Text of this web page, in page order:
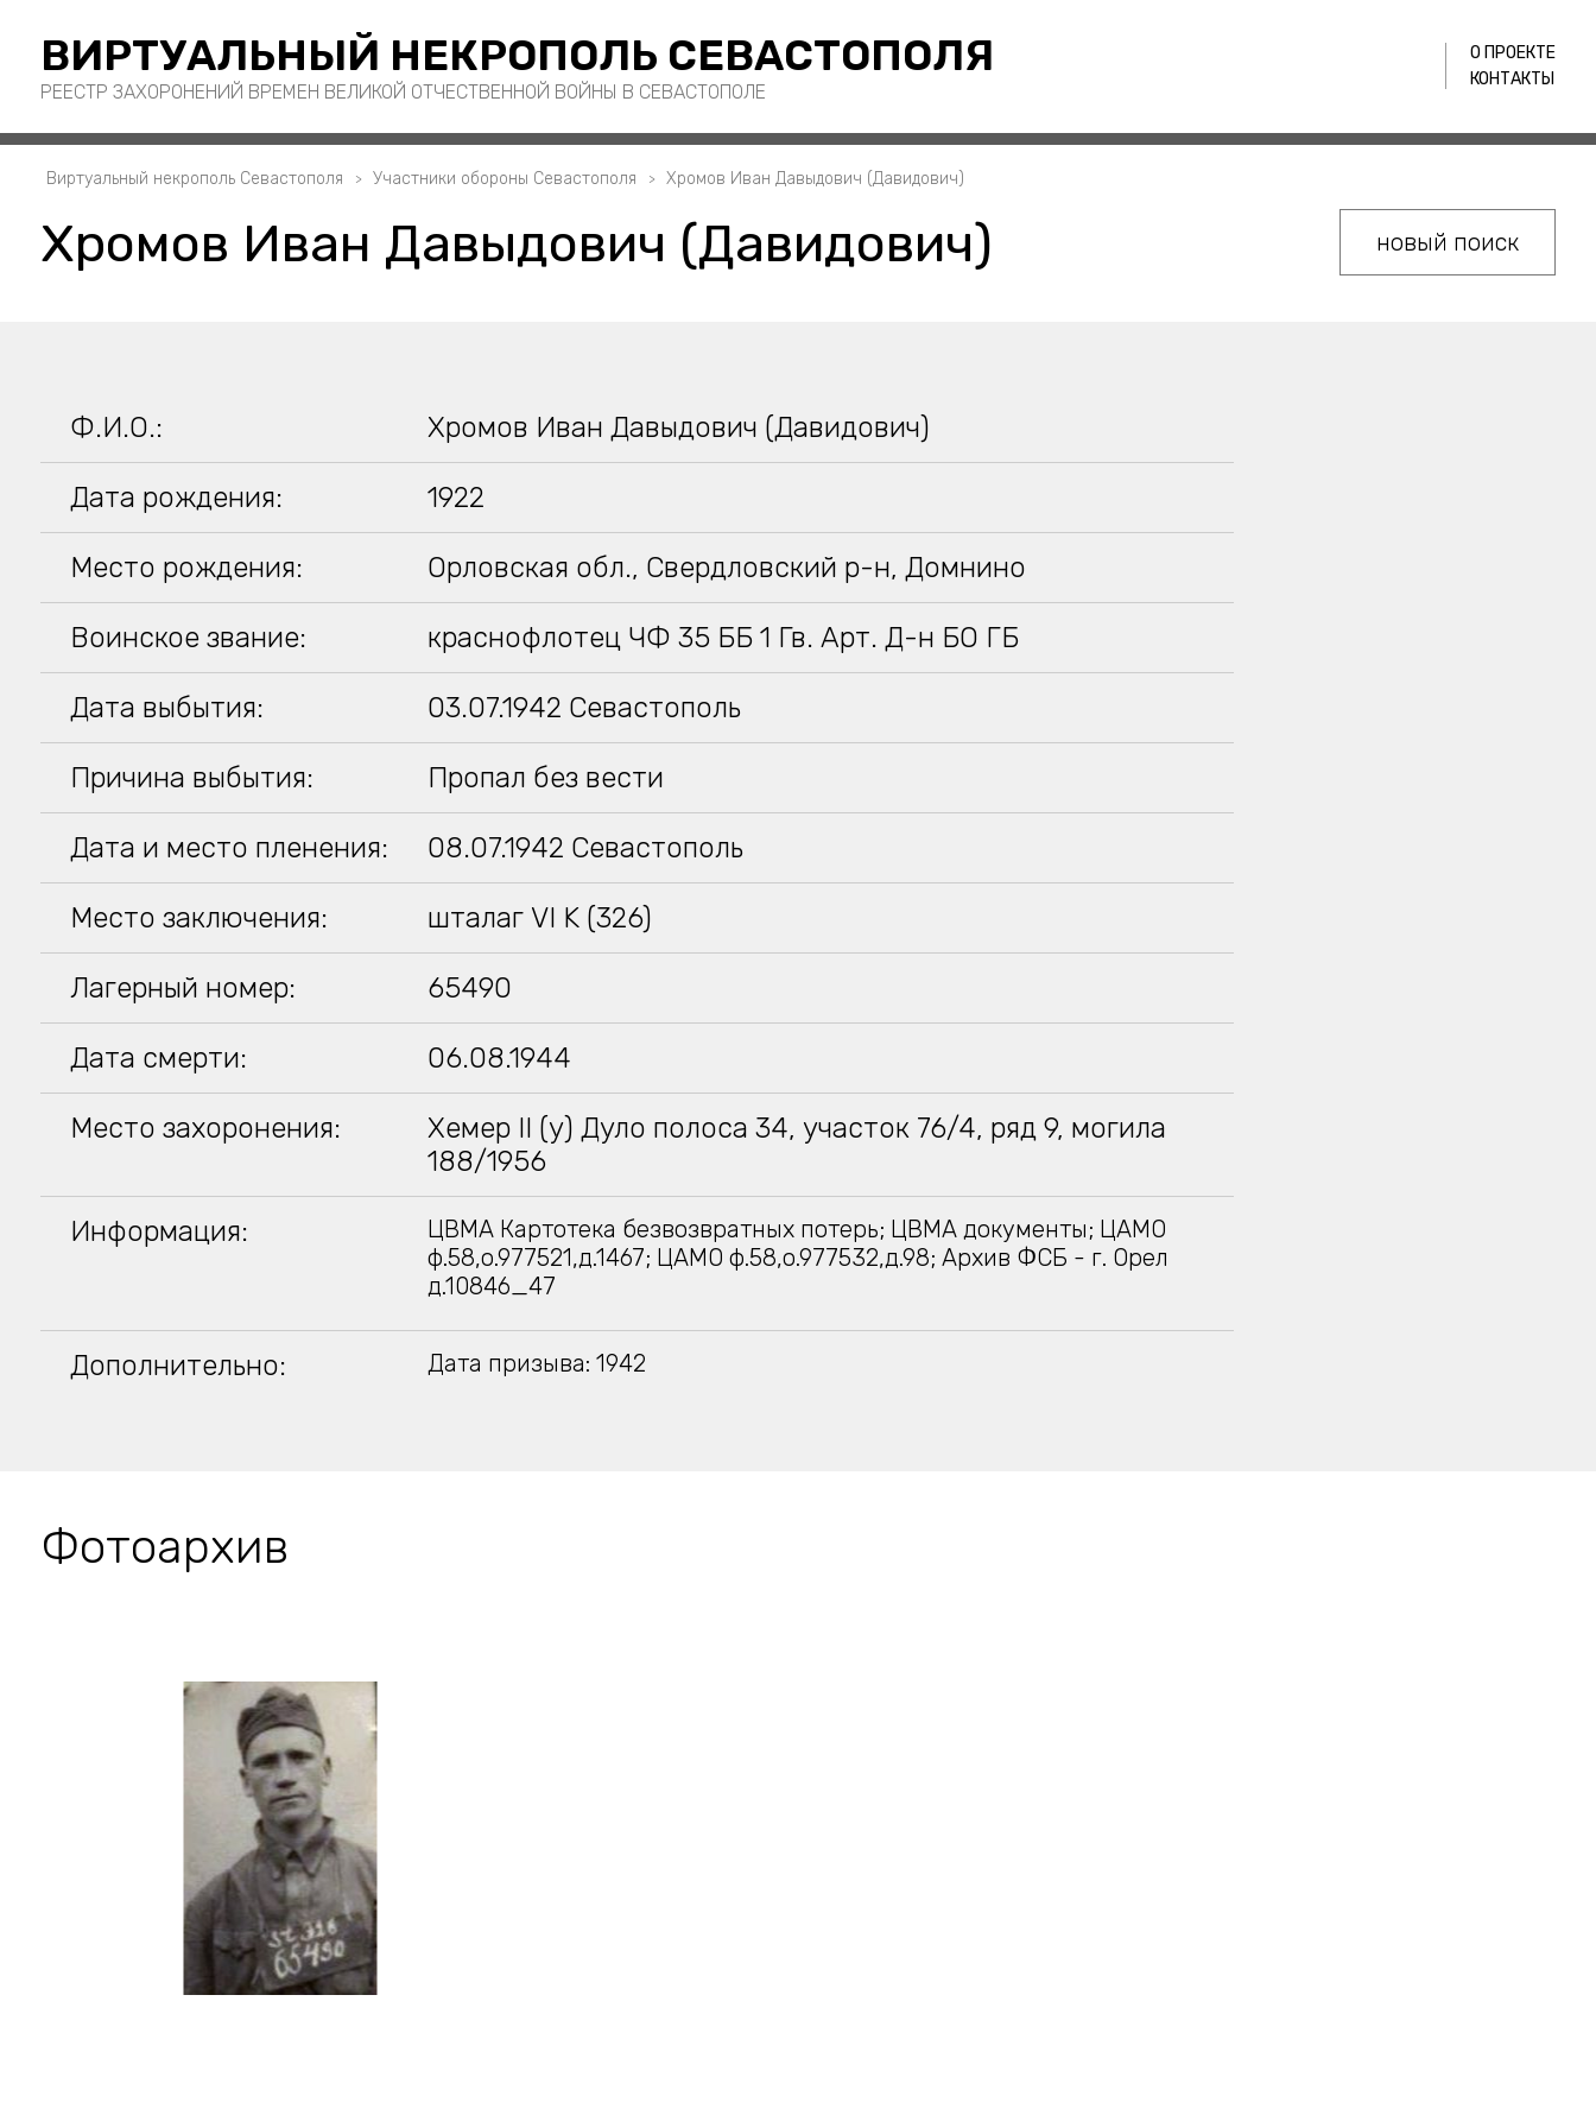
ВИРТУАЛЬНЫЙ НЕКРОПОЛЬ СЕВАСТОПОЛЯ
РЕЕСТР ЗАХОРОНЕНИЙ ВРЕМЕН ВЕЛИКОЙ ОТЧЕСТВЕННОЙ ВОЙНЫ В СЕВАСТОПОЛЕ
О ПРОЕКТЕ
КОНТАКТЫ
Виртуальный некрополь Севастополя Участники обороны Севастополя Хромов Иван Давыдович (Давидович)
Хромов Иван Давыдович (Давидович) новый поиск
Ф.И.О.: Хромов Иван Давыдович (Давидович)
Дата рождения: 1922
Место рождения: Орловская обл., Свердловский р-н, Домнино
Воинское звание: краснофлотец ЧФ 35 ББ 1 Гв. Арт. Д-н БО ГБ
Дата выбытия: 03.07.1942 Севастополь
Причина выбытия: Пропал без вести
Дата и место пленения: 08.07.1942 Севастополь
Место заключения: шталаг VI K (326)
Лагерный номер: 65490
Дата смерти: 06.08.1944
Место захоронения:
Хемер II (у) Дуло полоса 34, участок 76/4, ряд 9, могила
188/1956
Информация:
ЦВМА Картотека безвозвратных потерь; ЦВМА документы; ЦАМО
ф.58,о.977521,д.1467; ЦАМО ф.58,о.977532,д.98; Архив ФСБ - г. Орел
д.10846_47
Дополнительно: Дата призыва: 1942
Фотоархив